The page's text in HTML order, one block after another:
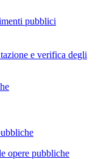
pubblici
e verifica degli
opere pubbliche